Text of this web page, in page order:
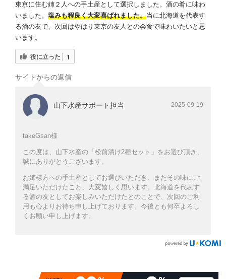
東京に住む姉２人への手土産として選択しました。酒の肴に味わ
いました。 塩みも程良く大変喜ばれました。当に北海道を代表す
る酒の友で、次回はやはり東京の友人との会食で味わいたいと思
います。
役に立った 1
サイトからの返信
山下水産サポート担当 2025-09-19
takeGsan様
この度は、山下水産の「松前漬け2種セット」をお選び頂き、
誠にありがとうございます。
お姉様方への手土産としてお選びいただき、またその味にご
満足いただけたこと、大変嬉しく思います。北海道を代表す
る酒の友としてお楽しみいただけたとのことで、次回のご利
用も心よりお待ち申し上げております。今後とも何卒よろし
くお願い申し上げます。